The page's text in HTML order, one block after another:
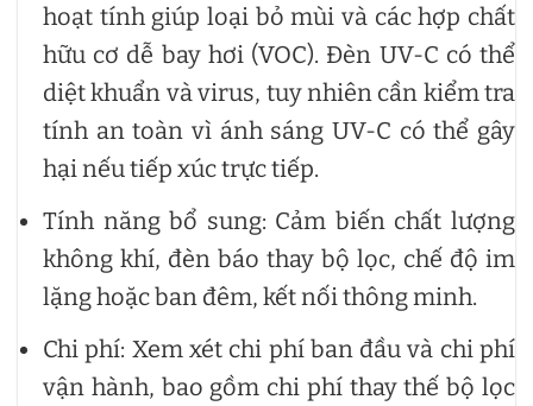
hoạt tính giúp loại bỏ mùi và các hợp chất
hữu cơ dễ bay hơi (VOC). Đèn UV-C có thể
diệt khuẩn và virus, tuy nhiên cần kiểm tra
tính an toàn vì ánh sáng UV-C có thể gây
hại nếu tiếp xúc trực tiếp.
Tính năng bổ sung: Cảm biến chất lượng
không khí, đèn báo thay bộ lọc, chế độ im
lặng hoặc ban đêm, kết nối thông minh.
Chi phí: Xem xét chi phí ban đầu và chi phí
vận hành, bao gồm chi phí thay thế bộ lọc